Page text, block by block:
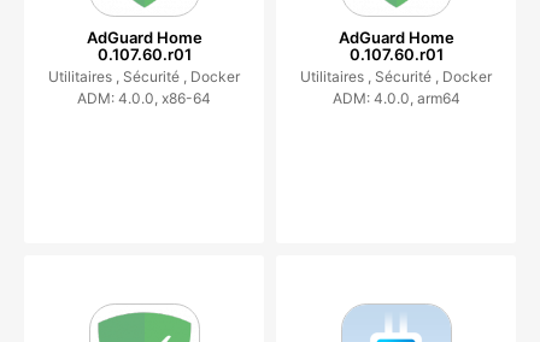
AdGuard Home
0.107.60.r01
Utilitaires , Sécurité , Docker
ADM: 4.0.0, x86-64
AdGuard Home
0.107.60.r01
Utilitaires , Sécurité , Docker
ADM: 4.0.0, arm64